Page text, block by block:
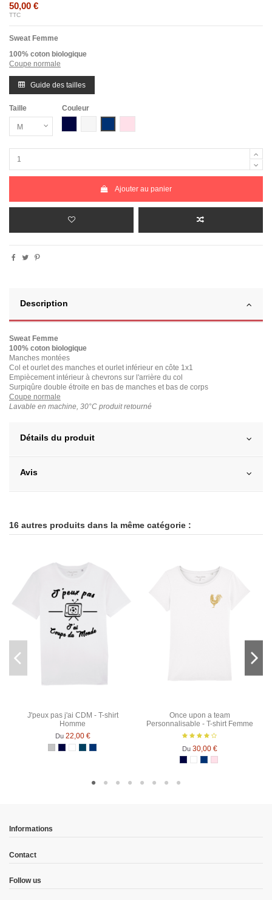
50,00 €
TTC
Sweat Femme
100% coton biologique
Coupe normale
Guide des tailles
Taille
Couleur
Ajouter au panier
Description
Sweat Femme
100% coton biologique
Manches montées
Col et ourlet des manches et ourlet inférieur en côte 1x1
Empiècement intérieur à chevrons sur l'arrière du col
Surpiqûre double étroite en bas de manches et bas de corps
Coupe normale
Lavable en machine, 30°C produit retourné
Détails du produit
Avis
16 autres produits dans la même catégorie :
J'peux pas j'ai CDM - T-shirt
Homme
Du 22,00 €
Gris Chiné
Bleu Marine
BlancDenimBleu Marine Chiné
Once upon a team
Personnalisable - T-shirt Femme
Du 30,00 €
Bleu Marine
BlancBleu Marine Chiné
Rose Chiné
Informations
Contact
Follow us